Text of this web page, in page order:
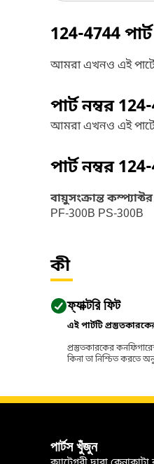
124-4744
আমরা এখনও এই
পার্ট নম্বর
আমরা এখনও এই
পার্ট নম্বর
বায়ুসংক্রান্ত কম্প্যাক্টর
PF-300B PS-300B
কী
ফ্যাক্টরি ফিট
এই পার্টটি
প্রস্তুতকারকের
কিনা তা নিশ্চিত করতে
পার্টস খুঁজুন